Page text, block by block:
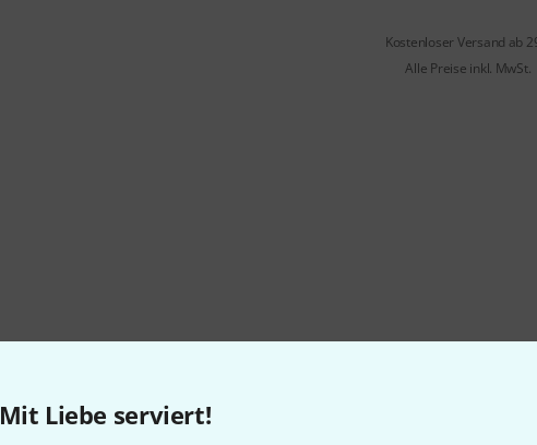
Mit Liebe serviert!
Kostenloser Versand ab
Alle Preise inkl. MwSt.